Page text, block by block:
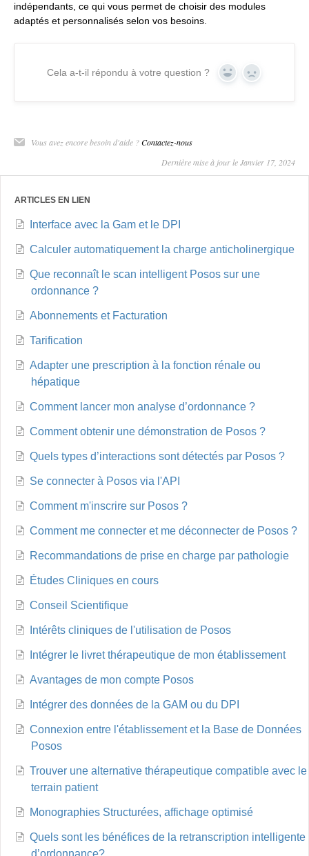
indépendants, ce qui vous permet de choisir des modules
adaptés et personnalisés selon vos besoins.
Cela a-t-il répondu à votre question ? Yes No
Vous avez encore besoin d'aide ?Contactez-nous
Dernière mise à jour le Janvier 17, 2024
ARTICLES EN LIEN
Interface avec la Gam et le DPI
Calculer automatiquement la charge anticholinergique
Que reconnaît le scan intelligent Posos sur une
ordonnance ?
Abonnements et Facturation
Tarification
Adapter une prescription à la fonction rénale ou
hépatique
Comment lancer mon analyse d’ordonnance ?
Comment obtenir une démonstration de Posos ?
Quels types d’interactions sont détectés par Posos ?
Se connecter à Posos via l'API
Comment m'inscrire sur Posos ?
Comment me connecter et me déconnecter de Posos ?
Recommandations de prise en charge par pathologie
Études Cliniques en cours
Conseil Scientifique
Intérêts cliniques de l'utilisation de Posos
Intégrer le livret thérapeutique de mon établissement
Avantages de mon compte Posos
Intégrer des données de la GAM ou du DPI
Connexion entre l'établissement et la Base de Données
Posos
Trouver une alternative thérapeutique compatible avec le
terrain patient
Monographies Structurées, affichage optimisé
Quels sont les bénéfices de la retranscription intelligente